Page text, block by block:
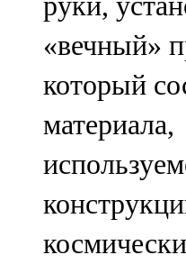
71,42 FM
Сарман
107,8 FM
Теләче
106,1 FM
Түбән Кама
102,6 FM
«вечный»
который
материала,